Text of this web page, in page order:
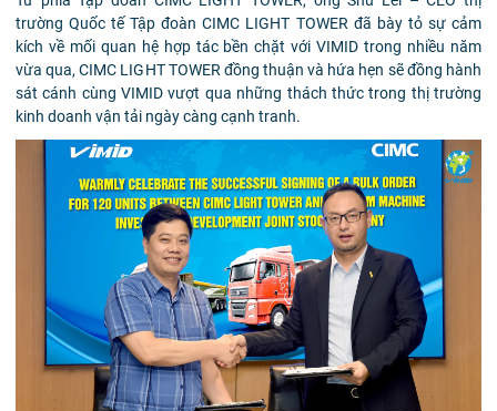
trường Quốc tế Tập đoàn CIMC LIGHT TOWER đã bày tỏ sự cảm
kích về mối quan hệ hợp tác bền chặt với VIMID trong nhiều năm
vừa qua, CIMC LIGHT TOWER đồng thuận và hứa hẹn sẽ đồng hành
sát cánh cùng VIMID vượt qua những thách thức trong thị trường
kinh doanh vận tải ngày càng cạnh tranh.